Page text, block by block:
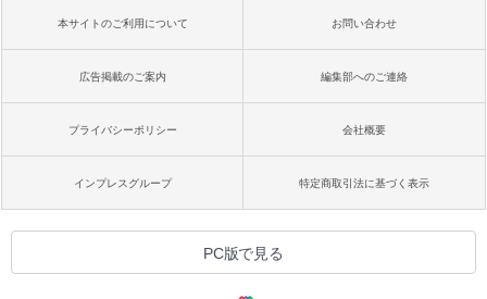
本サイトのご利用について お問い合わせ
広告掲載のご案内 編集部へのご連絡
プライバシーポリシー 会社概要
インプレスグループ 特定商取引法に基づく表示
PC版で見る